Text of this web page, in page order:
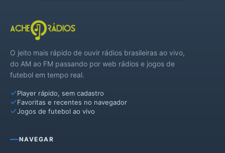
Sooretama
Viana
O jeito mais rápido de ouvir rádios brasileiras ao vivo,
do AM ao FM passando por web rádios e jogos de
futebol em tempo real.
Player rápido, sem cadastro
Favoritas e recentes no navegador
Jogos de futebol ao vivo
NAVEGAR